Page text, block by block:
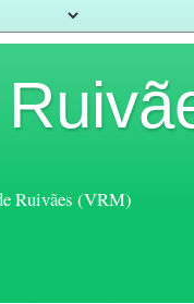
Ruivães (VRM)